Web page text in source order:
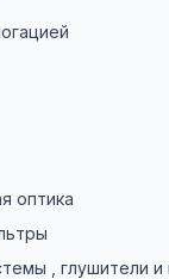
оптика
, глушители и